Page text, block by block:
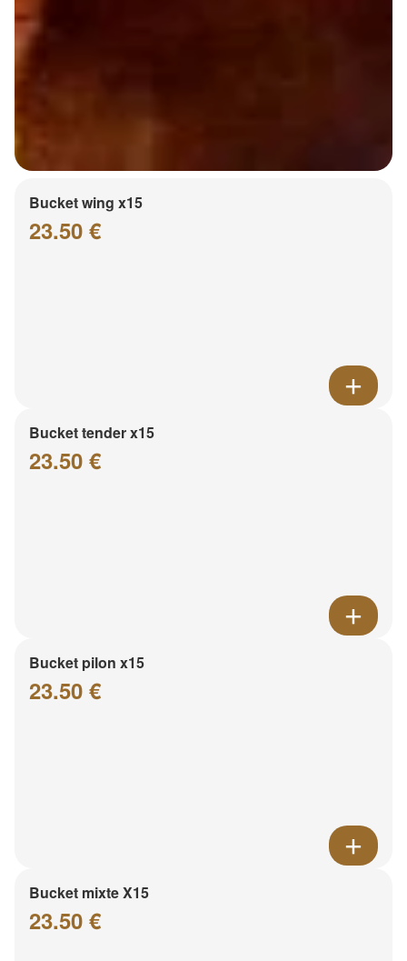
Bucket wing x15
23.50 €
Bucket tender x15
23.50 €
Bucket pilon x15
23.50 €
Bucket mixte X15
23.50 €